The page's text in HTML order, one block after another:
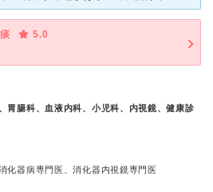
5.0
胃腸科、血液内科、小児科、内視鏡、健康診
化器病専門医、消化器内視鏡専門医